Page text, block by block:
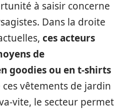
à saisir concerne
Dans la droite
ces acteurs
de
goodies ou en t-shirts
ces vêtements de jardin
vite, le secteur permet